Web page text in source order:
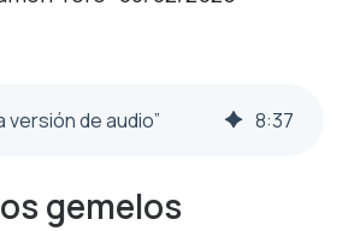
versión de audio” 8:37
gemelos